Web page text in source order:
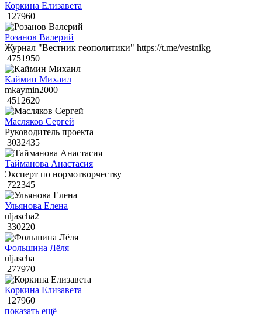
Коркина Елизавета
127960
Розанов Валерий
Журнал "Вестник геополитики" https://t.me/vestnikg
4751950
Каймин Михаил
mkaymin2000
4512620
Масляков Сергей
Руководитель проекта
3032435
Тайманова Анастасия
Эксперт по нормотворчеству
722345
Ульянова Елена
uljascha2
330220
Фольшина Лёля
uljascha
277970
Коркина Елизавета
127960
показать ещё